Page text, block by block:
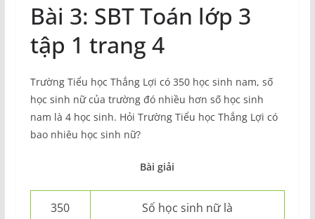
Bài 3: SBT Toán lớp 3
tập 1 trang 4
Trường Tiểu học Thắng Lợi có 350 học sinh nam, số
học sinh nữ của trường đó nhiều hơn số học sinh
nam là 4 học sinh. Hỏi Trường Tiểu học Thắng Lợi có
bao nhiêu học sinh nữ?
Bài giải
350
Số học sinh nữ là